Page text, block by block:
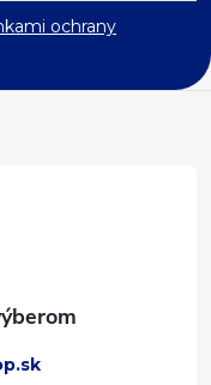
ochrany